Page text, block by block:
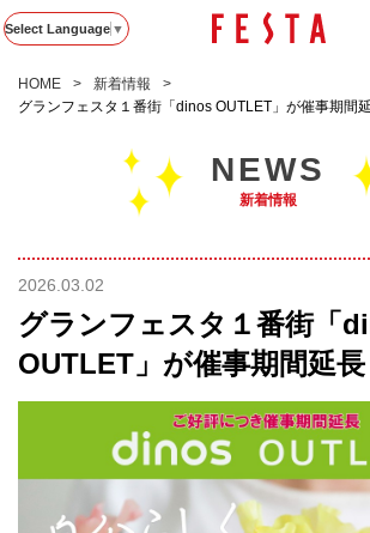
Select Language ▼
HOME
新着情報
グランフェスタ１番街「dinos OUTLET」が催事期間延
NEWS
新着情報
2026.03.02
グランフェスタ１番街「
OUTLET」が催事期間延長